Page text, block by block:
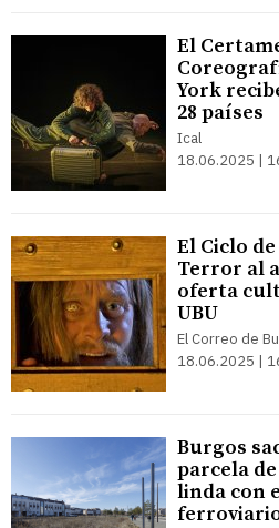
El
York
28 países
Ical
18.06.2025 |
El Ciclo
Terror al
oferta
UBU
El Correo de
18.06.2025 |
Burgos
parcela
linda con